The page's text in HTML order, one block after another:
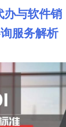
办与软件销
服务解析